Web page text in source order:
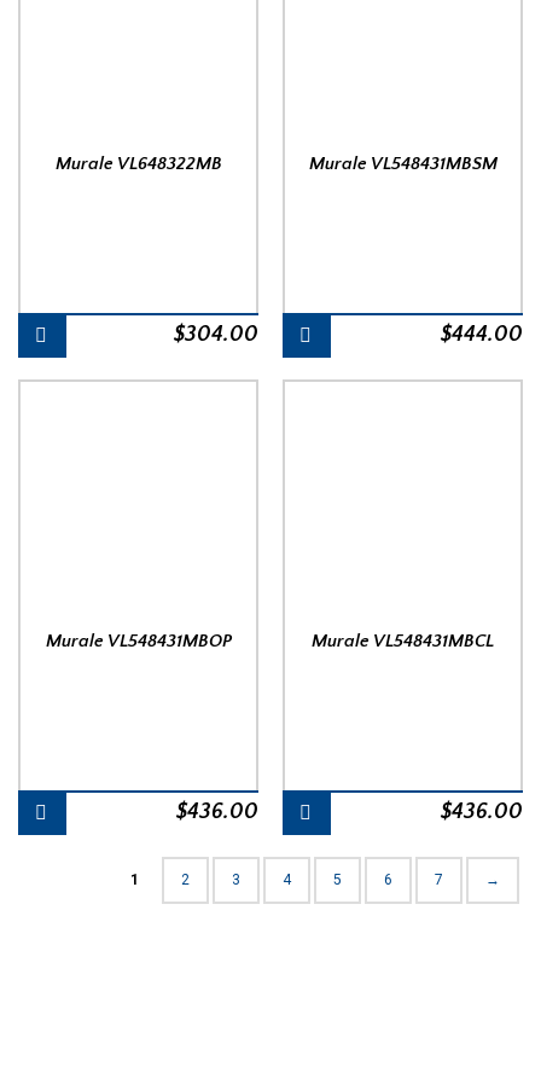
Murale VL648322MB
$304.00
Murale VL548431MBSM
$444.00
Murale VL548431MBOP
$436.00
Murale VL548431MBCL
$436.00
1 2 3 4 5 6 7 →